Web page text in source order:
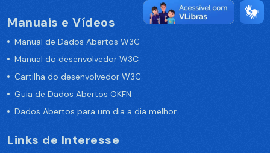
Manuais e Vídeos
Manual de Dados Abertos W3C
Manual do desenvolvedor W3C
Cartilha do desenvolvedor W3C
Guia de Dados Abertos OKFN
Dados Abertos para um dia a dia melhor
Links de Interesse